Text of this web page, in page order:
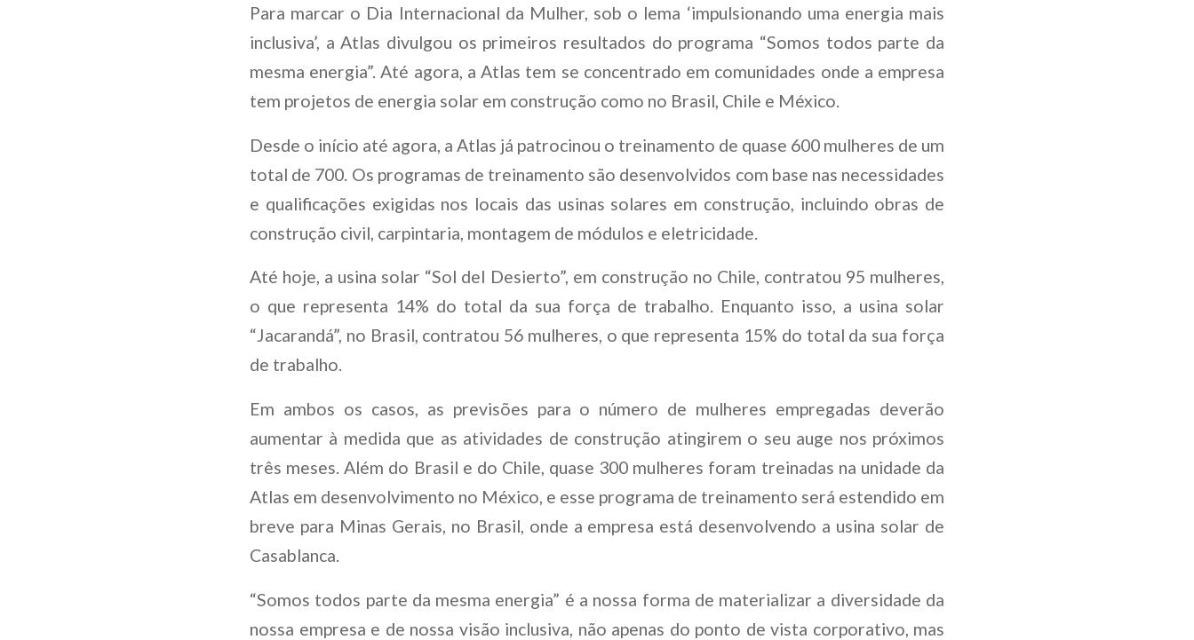
Para marcar o Dia Internacional da Mulher, sob o lema ‘impulsionando uma energia mais
inclusiva’, a Atlas divulgou os primeiros resultados do programa “Somos todos parte da
mesma energia”. Até agora, a Atlas tem se concentrado em comunidades onde a empresa
tem projetos de energia solar em construção como no Brasil, Chile e México.
Desde o início até agora, a Atlas já patrocinou o treinamento de quase 600 mulheres de um
total de 700. Os programas de treinamento são desenvolvidos com base nas necessidades
e qualificações exigidas nos locais das usinas solares em construção, incluindo obras de
construção civil, carpintaria, montagem de módulos e eletricidade.
Até hoje, a usina solar “Sol del Desierto”, em construção no Chile, contratou 95 mulheres,
o que representa 14% do total da sua força de trabalho. Enquanto isso, a usina solar
“Jacarandá”, no Brasil, contratou 56 mulheres, o que representa 15% do total da sua força
de trabalho.
Em ambos os casos, as previsões para o número de mulheres empregadas deverão
aumentar à medida que as atividades de construção atingirem o seu auge nos próximos
três meses. Além do Brasil e do Chile, quase 300 mulheres foram treinadas na unidade da
Atlas em desenvolvimento no México, e esse programa de treinamento será estendido em
breve para Minas Gerais, no Brasil, onde a empresa está desenvolvendo a usina solar de
Casablanca.
“Somos todos parte da mesma energia” é a nossa forma de materializar a diversidade da
nossa empresa e de nossa visão inclusiva, não apenas do ponto de vista corporativo, mas